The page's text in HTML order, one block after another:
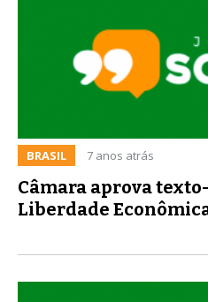
BRASIL 7 anos atrás
Câmara aprova
Liberdade